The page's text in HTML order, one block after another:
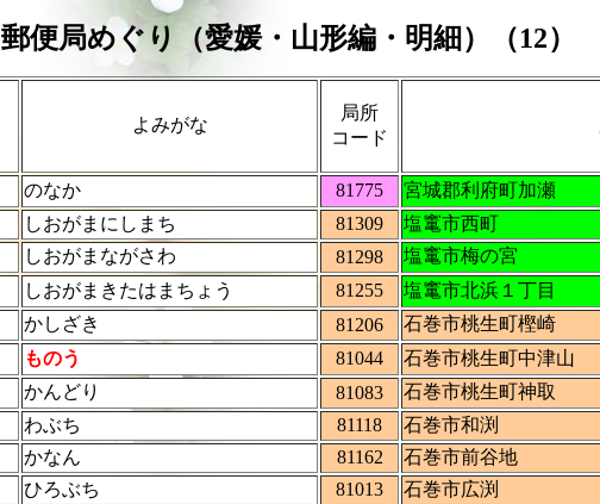
郵便局めぐり（愛媛・山形編・明細）（12）
よみがな
局所
コード
のなか 81775 宮城郡利府町加瀬
しおがまにしまち 81309 塩竃市西町
しおがまながさわ 81298 塩竃市梅の宮
しおがまきたはまちょう 81255 塩竃市北浜１丁目
かしざき 81206 石巻市桃生町樫崎
ものう 81044 石巻市桃生町中津山
かんどり 81083 石巻市桃生町神取
わぶち 81118 石巻市和渕
かなん 81162 石巻市前谷地
ひろぶち 81013 石巻市広渕